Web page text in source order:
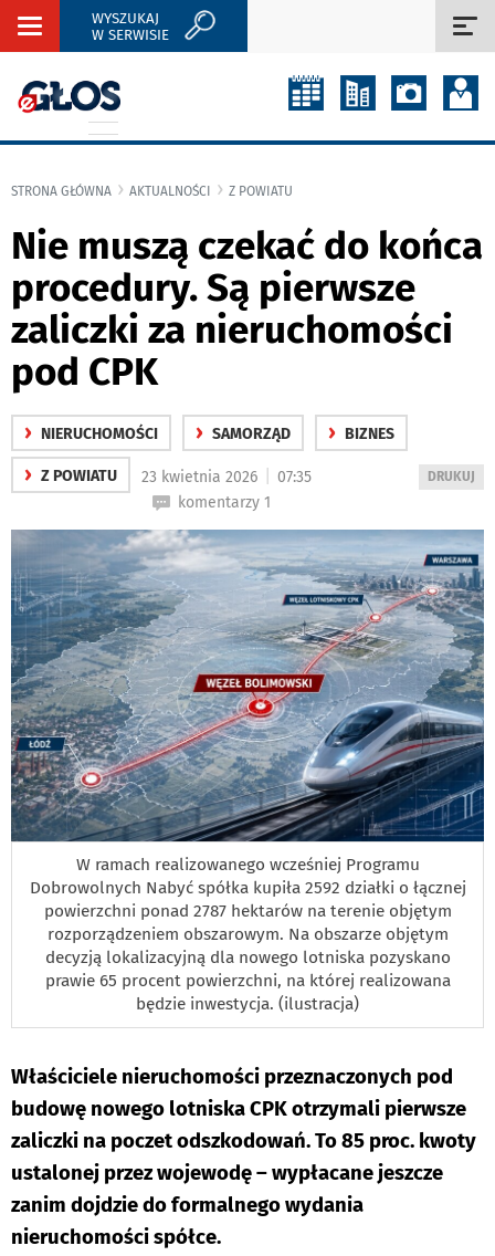
Rozwiń
WYSZUKAJ
W SERWISIE
STRONA GŁÓWNA AKTUALNOŚCI Z POWIATU
Nie muszą czekać do końca
procedury. Są pierwsze
zaliczki za nieruchomości
pod CPK
› NIERUCHOMOŚCI › SAMORZĄD › BIZNES
› Z POWIATU
WYDRUKUJ
DRUKUJ
23 kwietnia 2026
07:35
komentarzy 1
W ramach realizowanego wcześniej Programu
Dobrowolnych Nabyć spółka kupiła 2592 działki o łącznej
powierzchni ponad 2787 hektarów na terenie objętym
rozporządzeniem obszarowym. Na obszarze objętym
decyzją lokalizacyjną dla nowego lotniska pozyskano
prawie 65 procent powierzchni, na której realizowana
będzie inwestycja. (ilustracja)
Właściciele nieruchomości przeznaczonych pod
budowę nowego lotniska CPK otrzymali pierwsze
zaliczki na poczet odszkodowań. To 85 proc. kwoty
ustalonej przez wojewodę – wypłacane jeszcze
zanim dojdzie do formalnego wydania
nieruchomości spółce.